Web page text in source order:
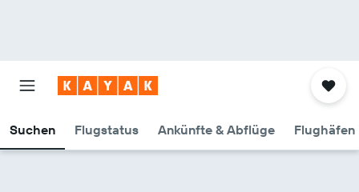
Suchen Flugstatus Ankünfte & Abflüge Flughäfen